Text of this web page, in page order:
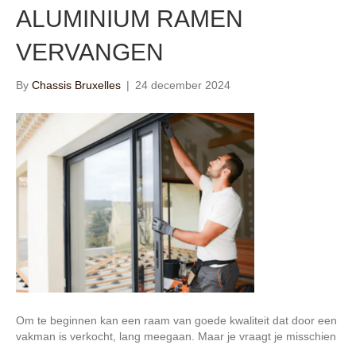
ALUMINIUM RAMEN
VERVANGEN
By Chassis Bruxelles | 24 december 2024
Om te beginnen kan een raam van goede kwaliteit dat door een
vakman is verkocht, lang meegaan. Maar je vraagt je misschien